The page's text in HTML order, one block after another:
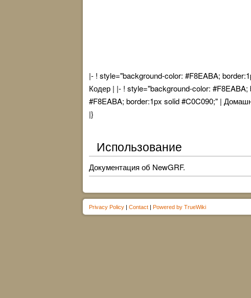
|- ! style="background-color: #F8EABA;
Кодер | |- ! style="background-color:
#F8EABA; border:1px solid #C0C090;" |
|}
Использование
Документация об NewGRF.
Privacy Policy | Contact | Powered by TrueWiki